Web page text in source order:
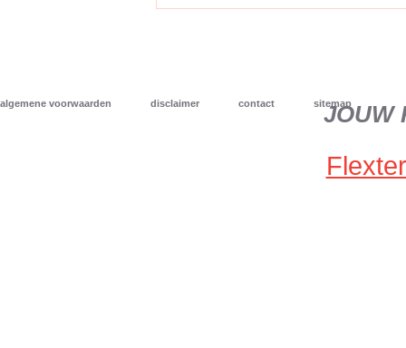
algemene voorwaarden disclaimer contact sitemap
JOUW